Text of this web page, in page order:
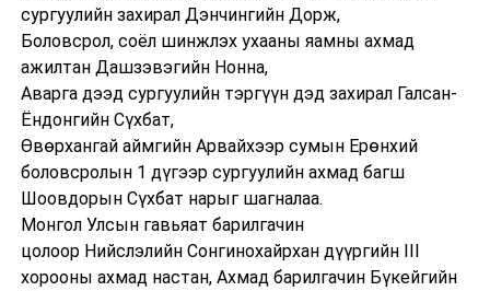
сургуулийн захирал Дэнчингийн Дорж,
Боловсрол, соёл шинжлэх ухааны яамны ахмад
ажилтан Дашзэвэгийн Нонна,
Аварга дээд сургуулийн тэргүүн дэд захирал Галсан-
Ёндонгийн Сүхбат,
Өвөрхангай аймгийн Арвайхээр сумын Ерөнхий
боловсролын 1 дүгээр сургуулийн ахмад багш
Шоовдорын Сүхбат нарыг шагналаа.
Монгол Улсын гавьяат барилгачин
цолоор Нийслэлийн Сонгинохайрхан дүүргийн III
хорооны ахмад настан, Ахмад барилгачин Бүкейгийн